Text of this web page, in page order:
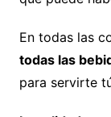
En todas las
todas las
para servirte